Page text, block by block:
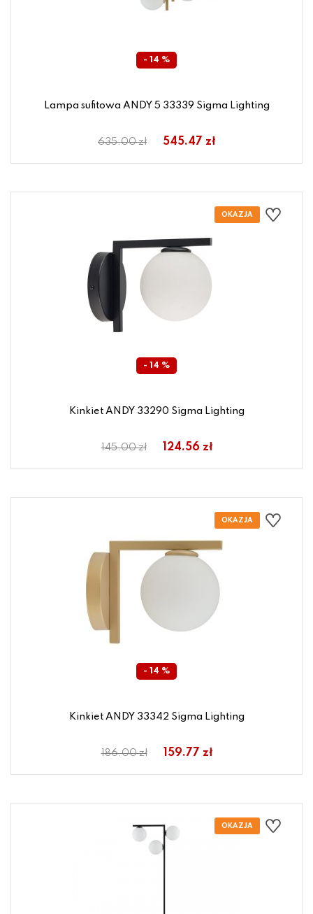
- 14 %
Lampa sufitowa ANDY 5 33339 Sigma Lighting
635.00 zł 545.47 zł
- 14 %
Kinkiet ANDY 33290 Sigma Lighting
145.00 zł 124.56 zł
- 14 %
Kinkiet ANDY 33342 Sigma Lighting
186.00 zł 159.77 zł